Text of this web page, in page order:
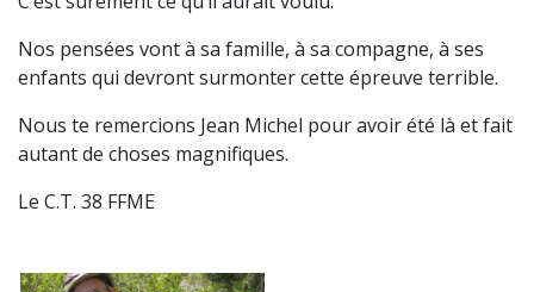
Nos pensées vont à sa famille, à sa compagne, à ses
enfants qui devront surmonter cette épreuve terrible.
Nous te remercions Jean Michel pour avoir été là et fait
autant de choses magnifiques.
Le C.T. 38 FFME